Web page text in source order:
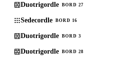
Duotrigordle BORD 27
Sedecordle BORD 16
Duotrigordle BORD 3
Duotrigordle BORD 28